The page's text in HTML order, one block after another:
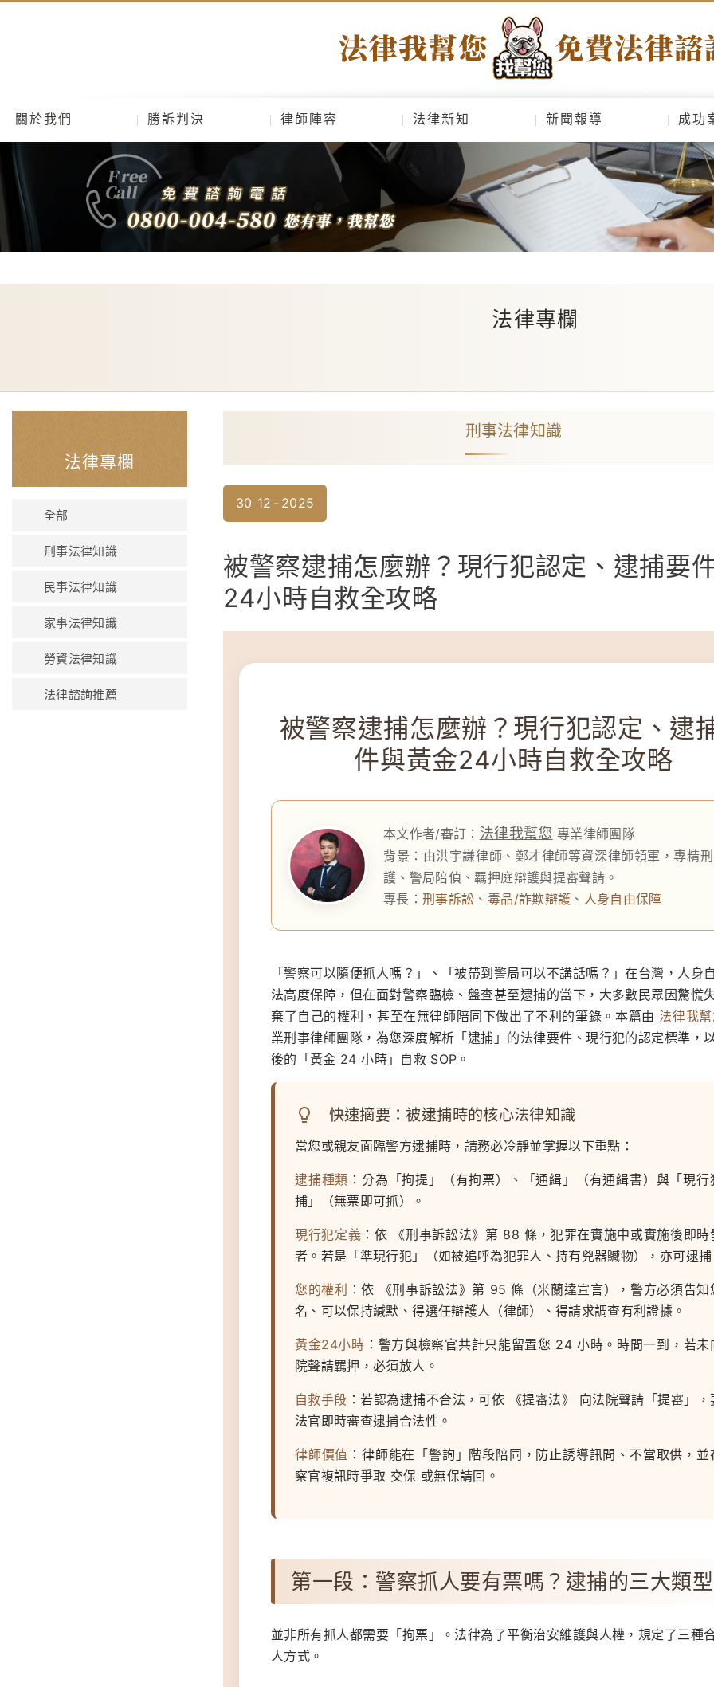
關於我們 勝訴判決 律師陣容 法律新知 新聞報導 成功
法律專欄
法律專欄
全部
刑事法律知識
民事法律知識
家事法律知識
勞資法律知識
法律諮詢推薦
刑事法律知識
30 12 2025
被警察逮捕怎麼辦？現行犯認定、逮捕要
24小時自救全攻略
被警察逮捕怎麼辦？現行犯認定、逮
件與黃金24小時自救全攻略
本文作者/審訂： 法律我幫您 專業律師團隊
背景：由洪宇謙律師、鄭才律師等資深律師領軍，專精
護、警局陪偵、羈押庭辯護與提審聲請。
專長：刑事訴訟 、 毒品/詐欺辯護 、 人身自由保障
「警察可以隨便抓人嗎？」、「被帶到警局可以不講話嗎？」在台灣，人身
法高度保障，但在面對警察臨檢、盤查甚至逮捕的當下，大多數民眾因驚慌
棄了自己的權利，甚至在無律師陪同下做出了不利的筆錄。本篇由 法律我
業刑事律師團隊，為您深度解析「逮捕」的法律要件、現行犯的認定標準，
後的「黃金 24 小時」自救 SOP。
快速摘要：被逮捕時的核心法律知識
當您或親友面臨警方逮捕時，請務必冷靜並掌握以下重點：
逮捕種類 ：分為「拘提」（有拘票）、「通緝」（有通緝書）與「現行
捕」（無票即可抓）。
現行犯定義 ：依 《刑事訴訟法》第 88 條，犯罪在實施中或實施後即時
者。若是「準現行犯」（如被追呼為犯罪人、持有兇器贓物），亦可逮
您的權利
：依 《刑事訴訟法》第 95 條（米蘭達宣言），警方必須告知
名、可以保持緘默、得選任辯護人（律師）、得請求調查有利證據。
黃金24小時 ：警方與檢察官共計只能留置您 24 小時。時間一到，若未
院聲請羈押，必須放人。
自救手段 ：若認為逮捕不合法，可依 《提審法》 向法院聲請「提審」，
法官即時審查逮捕合法性。
律師價值 ：律師能在「警詢」階段陪同，防止誘導訊問、不當取供，並
察官複訊時爭取 交保 或無保請回。
第一段：警察抓人要有票嗎？逮捕的三大類型
並非所有抓人都需要「拘票」。法律為了平衡治安維護與人權，規定了三種
人方式。